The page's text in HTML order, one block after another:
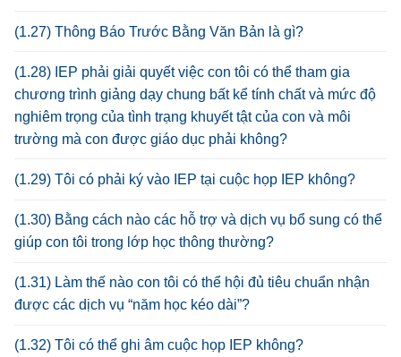
(1.27) Thông Báo Trước Bằng Văn Bản là gì?
(1.28) IEP phải giải quyết việc con tôi có thể tham gia
chương trình giảng dạy chung bất kể tính chất và mức độ
nghiêm trọng của tình trạng khuyết tật của con và môi
trường mà con được giáo dục phải không?
(1.29) Tôi có phải ký vào IEP tại cuộc họp IEP không?
(1.30) Bằng cách nào các hỗ trợ và dịch vụ bổ sung có thể
giúp con tôi trong lớp học thông thường?
(1.31) Làm thế nào con tôi có thể hội đủ tiêu chuẩn nhận
được các dịch vụ “năm học kéo dài”?
(1.32) Tôi có thể ghi âm cuộc họp IEP không?